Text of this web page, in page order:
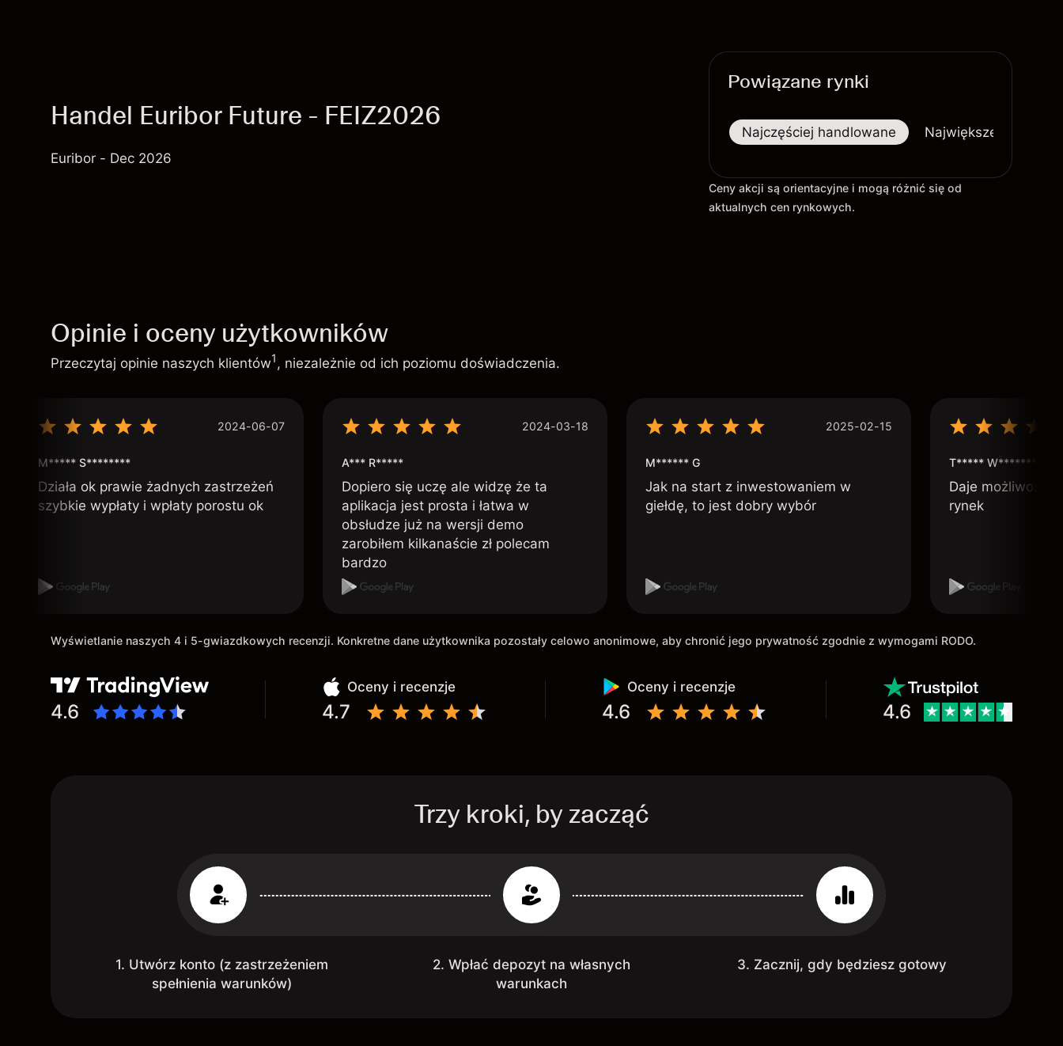
Handel Euribor Future - FEIZ2026
Euribor - Dec 2026
Powiązane rynki
Najczęściej handlowane Największe wzrosty
Ceny akcji są orientacyjne i mogą różnić się od
aktualnych cen rynkowych.
Opinie i oceny użytkowników
Przeczytaj opinie naszych klientów1, niezależnie od ich poziomu doświadczenia.
2024-06-07
M***** S********
Działa ok prawie żadnych zastrzeżeń
szybkie wypłaty i wpłaty porostu ok
2024-03-18
A*** R*****
Dopiero się uczę ale widzę że ta
aplikacja jest prosta i łatwa w
obsłudze już na wersji demo
zarobiłem kilkanaście zł polecam
bardzo
2025-02-15
M****** G
Jak na start z inwestowaniem w
giełdę, to jest dobry wybór
T*****
Daje możliwość
rynek
Wyświetlanie naszych 4 i 5-gwiazdkowych recenzji. Konkretne dane użytkownika pozostały celowo anonimowe, aby chronić jego prywatność zgodnie z wymogami RODO.
4.6
Oceny i recenzje
4.7
Oceny i recenzje
4.6 4.6
Trzy kroki, by zacząć
1. Utwórz konto (z zastrzeżeniem
spełnienia warunków)
2. Wpłać depozyt na własnych
warunkach
3. Zacznij, gdy będziesz gotowy